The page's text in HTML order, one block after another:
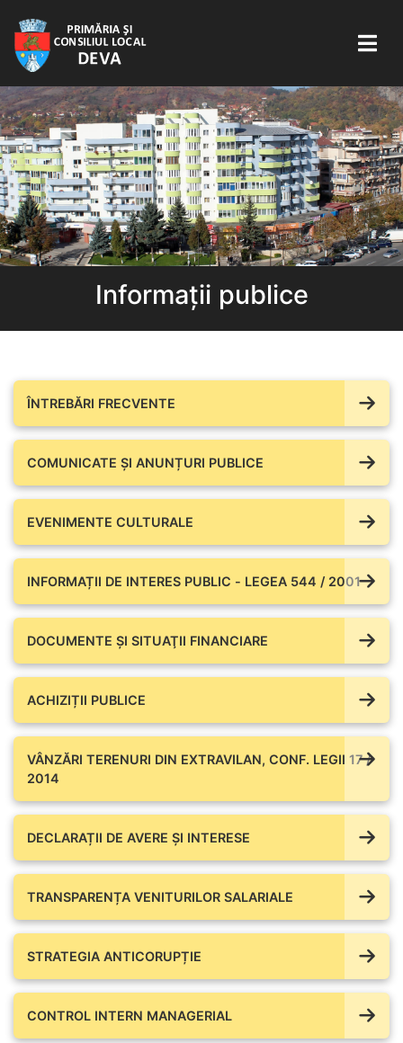
Informații publice
ÎNTREBĂRI FRECVENTE
COMUNICATE ŞI ANUNȚURI PUBLICE
EVENIMENTE CULTURALE
INFORMAȚII DE INTERES PUBLIC - LEGEA 544 / 2001
DOCUMENTE ŞI SITUAŢII FINANCIARE
ACHIZIȚII PUBLICE
VÂNZĂRI TERENURI DIN EXTRAVILAN, CONF. LEGII 17 /
2014
DECLARAȚII DE AVERE ŞI INTERESE
TRANSPARENȚA VENITURILOR SALARIALE
STRATEGIA ANTICORUPȚIE
CONTROL INTERN MANAGERIAL